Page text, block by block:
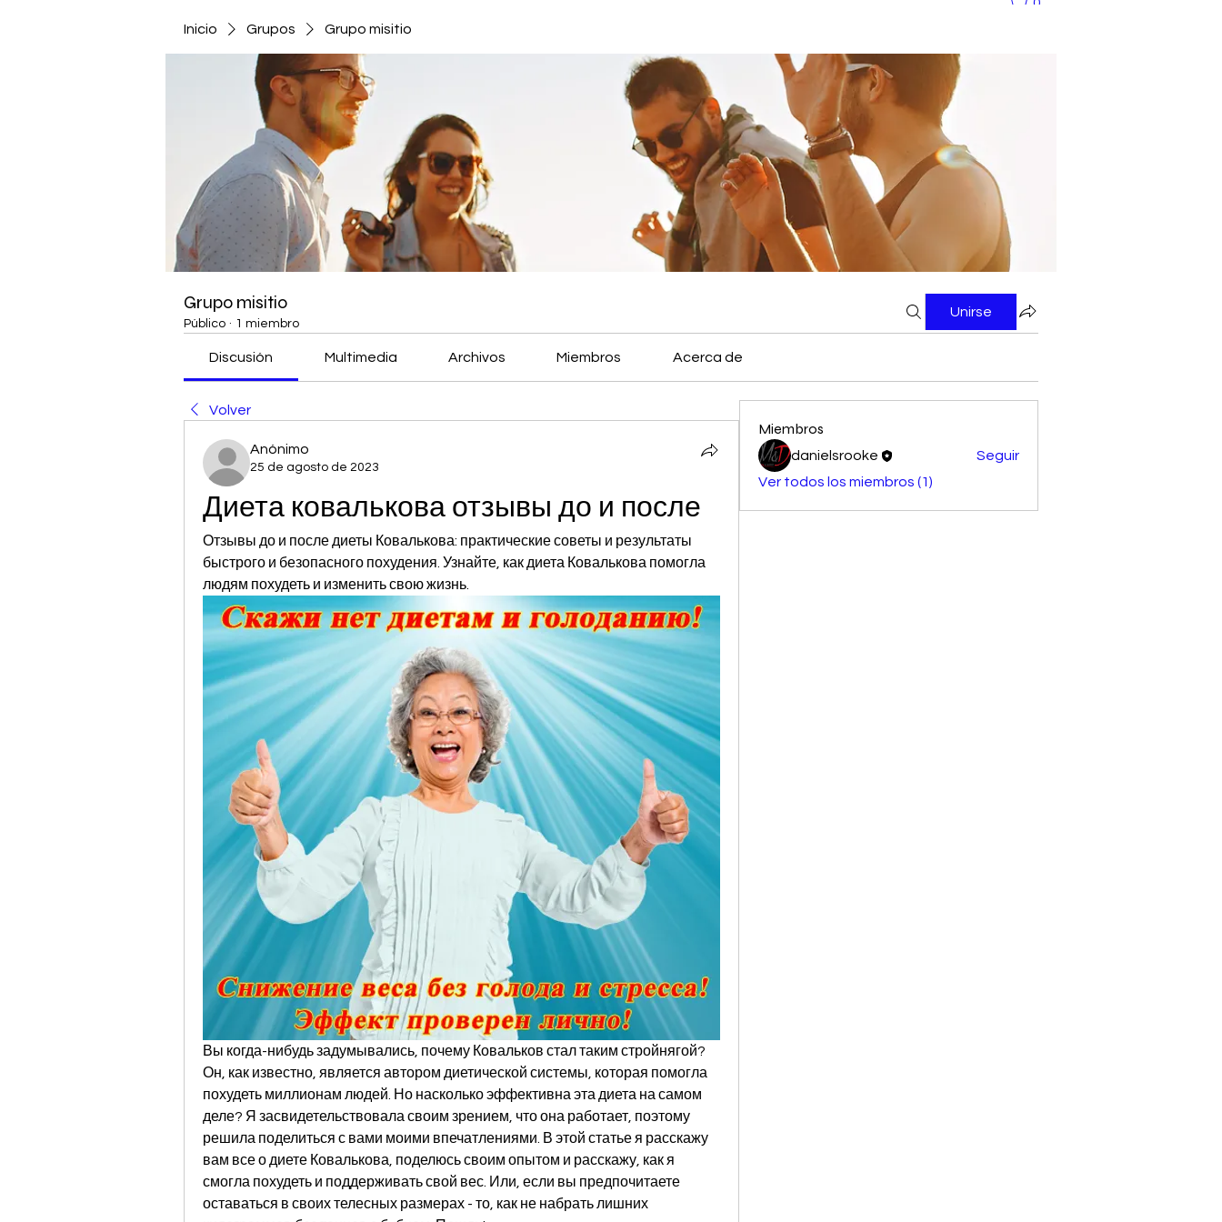
0
Inicio Grupos Grupo misitio
Grupo misitio
Público · 1 miembro
Unirse
Discusión Multimedia Archivos Miembros Acerca de
Volver
Anónimo
25 de agosto de 2023
Диета ковалькова отзывы до и после
Отзывы до и после диеты Ковалькова: практические советы и результаты
быстрого и безопасного похудения. Узнайте, как диета Ковалькова помогла
людям похудеть и изменить свою жизнь.
Вы когда-нибудь задумывались, почему Ковальков стал таким стройнягой?
Он, как известно, является автором диетической системы, которая помогла
похудеть миллионам людей. Но насколько эффективна эта диета на самом
деле? Я засвидетельствовала своим зрением, что она работает, поэтому
решила поделиться с вами моими впечатлениями. В этой статье я расскажу
вам все о диете Ковалькова, поделюсь своим опытом и расскажу, как я
смогла похудеть и поддерживать свой вес. Или, если вы предпочитаете
оставаться в своих телесных размерах - то, как не набрать лишних
Miembros
danielsrooke
Seguir
Ver todos los miembros (1)